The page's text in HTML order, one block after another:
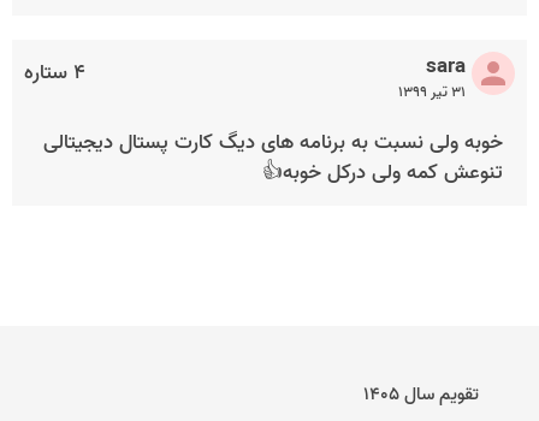
۴ ستاره sara
۳۱ تیر ۱۳۹۹
خوبه ولی نسبت به برنامه های دیگ کارت پستال دیجیتالی
تنوعش کمه ولی درکل خوبه👍
تقویم سال ۱۴۰۵